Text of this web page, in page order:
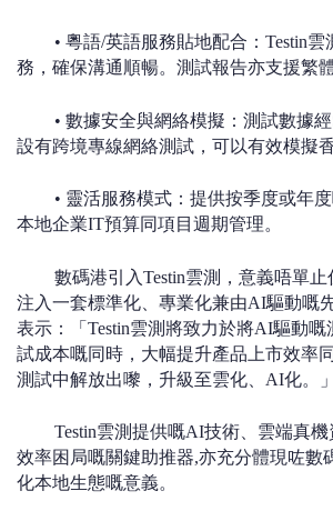
• 粵語/英語服務貼地配合：Testin
務，確保溝通順暢。測試報告亦支援繁
• 數據安全與網絡模擬：測試數據
設有跨境專線網絡測試，可以有效模擬
• 靈活服務模式：提供按季度或年
本地企業IT預算同項目週期管理。
數碼港引入Testin雲測，意義唔單
注入一套標準化、專業化兼由AI驅動嘅
表示：「Testin雲測將致力於將AI驅動
試成本嘅同時，大幅提升產品上市效率
測試中解放出嚟，升級至雲化、AI化。」
Testin雲測提供嘅AI技術、雲端真
效率困局嘅關鍵助推器,亦充分體現咗數
化本地生態嘅意義。